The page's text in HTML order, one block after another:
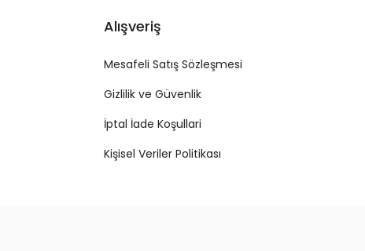
Alışveriş
Mesafeli Satış Sözleşmesi
Gizlilik ve Güvenlik
İptal İade Koşullari
Kişisel Veriler Politikası